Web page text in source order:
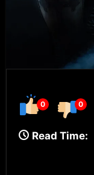
0 0
Read Time: